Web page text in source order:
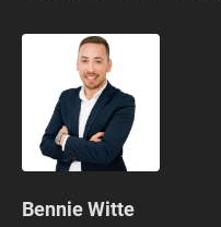
Bennie Witte